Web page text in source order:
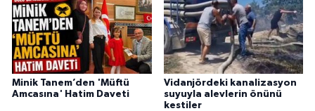
Minik Tanem’den 'Müftü
Amcasına' Hatim Daveti
Vidanjördeki kanalizasyon
suyuyla alevlerin önünü
kestiler